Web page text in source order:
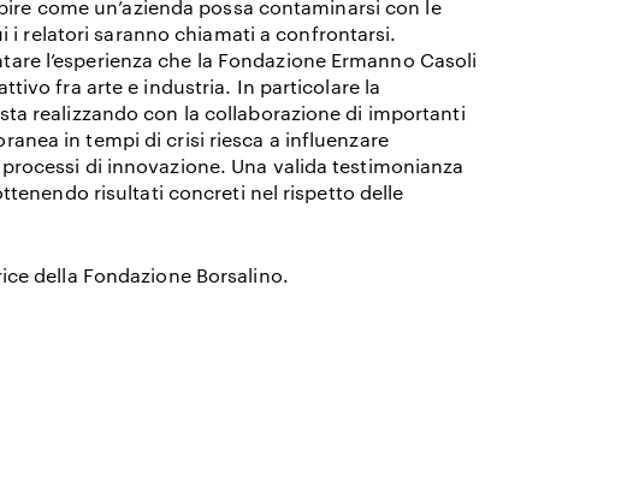
come un’azienda possa contaminarsi con le
i relatori saranno chiamati a confrontarsi.
l’esperienza che la Fondazione Ermanno Casoli
fra arte e industria. In particolare la
realizzando con la collaborazione di importanti
in tempi di crisi riesca a influenzare
di innovazione. Una valida testimonianza
risultati concreti nel rispetto delle
della Fondazione Borsalino.